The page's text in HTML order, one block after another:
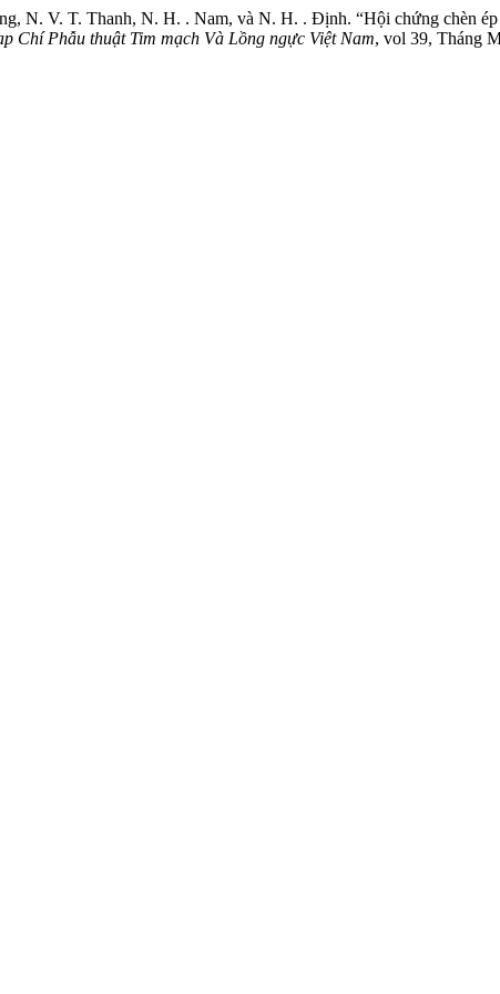
N. V. T. Thanh, N. H. . Nam, và N. H. . Định. “Hội chứng chèn
Chí Phẫu thuật Tim mạch Và Lồng ngực Việt Nam, vol 39, Tháng